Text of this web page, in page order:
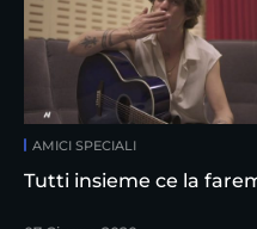
AMICI SPECIALI
Tutti insieme ce la